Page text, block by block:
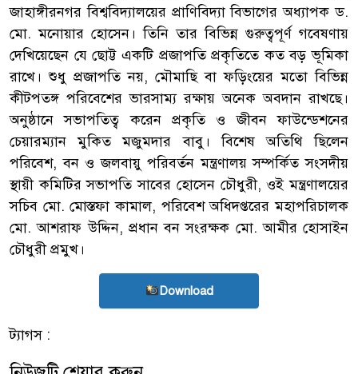
জাহাঙ্গীরনগর বিশ্ববিদ্যালয়ের প্রাণিবিদ্যা বিভাগের অধ্যাপক ড.
মো. মনোয়ার হোসেন। তিনি তার বিভিন্ন গুরুত্বপূর্ণ গবেষণায়
দেখিয়েছেন যে ছোট্ট একটি প্রজাপতি প্রকৃতিতে কত বড় ভূমিকা
রাখে। শুধু প্রজাপতি নয়, মৌমাছি বা ফড়িংয়ের মতো বিভিন্ন
কীটপতঙ্গ পরিবেশের ভারসাম্য রক্ষায় অনেক অবদান রাখছে।
অনুষ্ঠানে সভাপতিত্ব করেন প্রকৃতি ও জীবন ফাউন্ডেশনের
চেয়ারম্যান মুকিত মজুমদার বাবু। বিশেষ অতিথি ছিলেন
পরিবেশ, বন ও জলবায়ু পরিবর্তন মন্ত্রণালয় সম্পর্কিত সংসদীয়
স্থায়ী কমিটির সভাপতি সাবের হোসেন চৌধুরী, ওই মন্ত্রণালয়ের
সচিব মো. মোস্তফা কামাল, পরিবেশ অধিদপ্তরের মহাপরিচালক
মো. আশরাফ উদ্দিন, প্রধান বন সংরক্ষক মো. আমীর হোসাইন
চৌধুরী প্রমুখ।
Download
ট্যাগস :